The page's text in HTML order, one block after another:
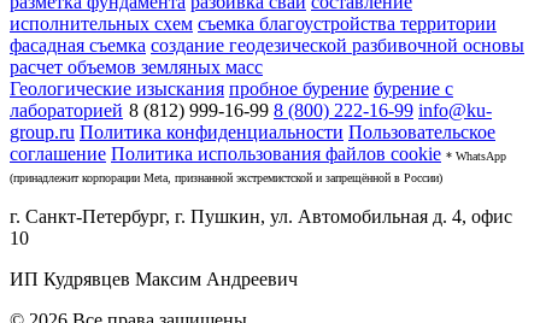
исполнительных схем съемка благоустройства территории
фасадная съемка создание геодезической разбивочной основы
расчет объемов земляных масс
Геологические изыскания пробное бурение бурение с
лабораторией 8 (812) 999-16-99 8 (800) 222-16-99 info@ku-
group.ru Политика конфиденциальности Пользовательское
соглашение Политика использования файлов cookie * WhatsApp
(принадлежит корпорации Meta, признанной экстремистской и запрещённой в России)
г. Санкт-Петербург, г. Пушкин, ул. Автомобильная д. 4, офис
10
ИП Кудрявцев Максим Андреевич